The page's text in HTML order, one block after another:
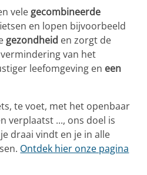
vele gecombineerde
en lopen bijvoorbeeld
gezondheid en zorgt de
van het
leefomgeving en een
te voet, met het openbaar
verplaatst ..., ons doel is
draai vindt en je in alle
Ontdek hier onze pagina